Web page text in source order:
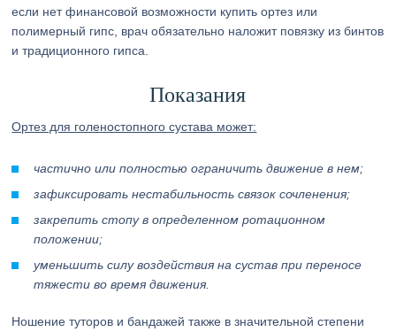
если нет финансовой возможности купить ортез или
полимерный гипс, врач обязательно наложит повязку из бинтов
и традиционного гипса.
Показания
Ортез для голеностопного сустава может:
частично или полностью ограничить движение в нем;
зафиксировать нестабильность связок сочленения;
закрепить стопу в определенном ротационном
положении;
уменьшить силу воздействия на сустав при переносе
тяжести во время движения.
Ношение туторов и бандажей также в значительной степени